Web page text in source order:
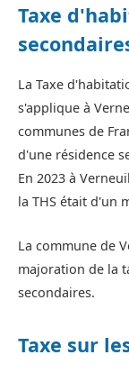
Taxe
La Taxe
s'applique à
communes de
d'une résidence
En 2023 à
la THS était d'un
La commune de
majoration de la
secondaires.
Taxe sur